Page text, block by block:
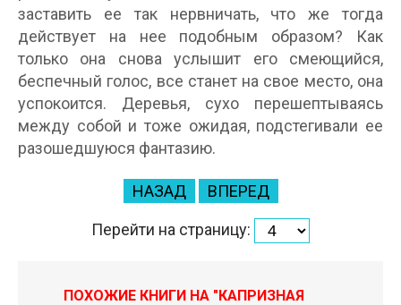
заставить ее так нервничать, что же тогда
действует на нее подобным образом? Как
только она снова услышит его смеющийся,
беспечный голос, все станет на свое место, она
успокоится. Деревья, сухо перешептываясь
между собой и тоже ожидая, подстегивали ее
разошедшуюся фантазию.
НАЗАД ВПЕРЕД
Перейти на страницу:
ПОХОЖИЕ КНИГИ НА "КАПРИЗНАЯ